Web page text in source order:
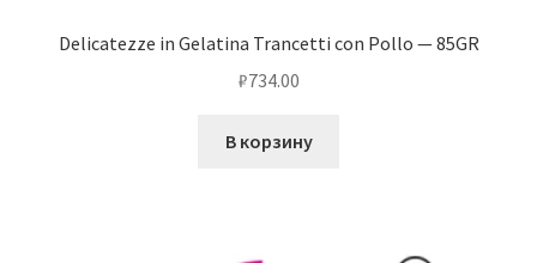
Delicatezze in Gelatina Trancetti con Pollo — 85GR
₽734.00
В корзину